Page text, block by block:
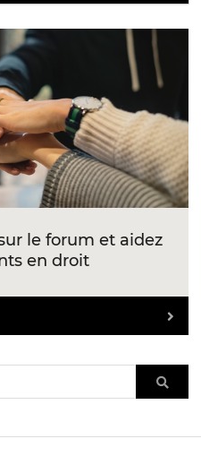
le forum et aidez
en droit